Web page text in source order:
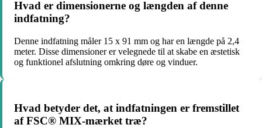
Hvad er dimensionerne og længden af denne
indfatning?
Denne indfatning måler 15 x 91 mm og har en længde på 2,4
meter. Disse dimensioner er velegnede til at skabe en æstetisk
og funktionel afslutning omkring døre og vinduer.
Hvad betyder det, at indfatningen er fremstillet
af FSC® MIX-mærket træ?